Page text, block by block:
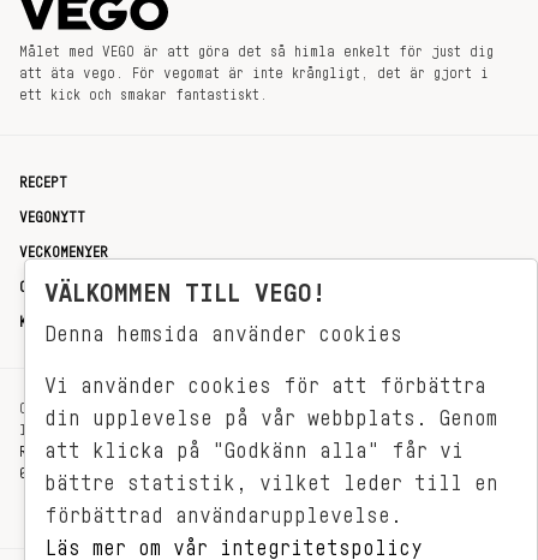
Målet med VEGO är att göra det så himla enkelt för just dig
att äta vego. För vegomat är inte krångligt, det är gjort i
ett kick och smakar fantastiskt.
RECEPT
VEGONYTT
VECKOMENYER
OM OSS
KONTAKT
OXENSTIERNSGATAN 33
114 27 STOCKHOLM
REDAKTIONEN@VEGOMAGASINET.SE
08-799 62 01
VÄLKOMMEN TILL VEGO!
Denna hemsida använder cookies
Vi använder cookies för att förbättra
din upplevelse på vår webbplats. Genom
att klicka på "Godkänn alla" får vi
bättre statistik, vilket leder till en
förbättrad användarupplevelse.
Läs mer om vår integritetspolicy